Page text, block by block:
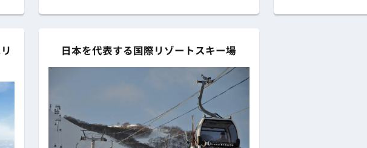
日本を代表する国際リゾートスキー場